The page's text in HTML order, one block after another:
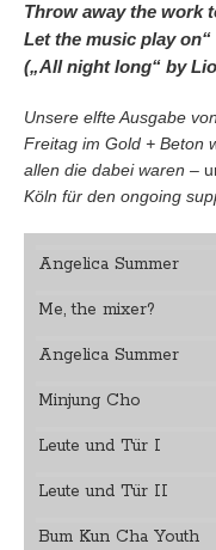
Throw away the work
Let the music play on“
(„All night long“ by
Unsere elfte Ausgabe
Freitag im Gold + Beton
allen die dabei waren –
Köln für den ongoing
Angelica Summer
Me, the mixer?
Angelica Summer
Minjung Cho
Leute und Tür I
Leute und Tür II
Bum Kun Cha Youth